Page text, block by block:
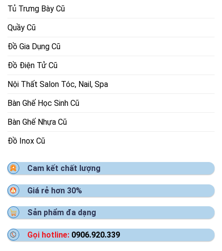
Tủ Trưng Bày Cũ
Quầy Cũ
Đồ Gia Dụng Cũ
Đồ Điện Tử Cũ
Nội Thất Salon Tóc, Nail, Spa
Bàn Ghế Học Sinh Cũ
Bàn Ghế Nhựa Cũ
Đồ Inox Cũ
Cam kết chất lượng
Giá rẻ hơn 30%
Sản phẩm đa dạng
Gọi hotline: 0906.920.339